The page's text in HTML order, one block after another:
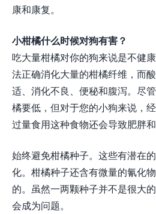
康和康复。
小柑橘什么时候对狗有害？
吃大量柑橘对你的狗来说是不健
法正确消化大量的柑橘纤维，而
适、消化不良、便秘和腹泻。尽
橘要低，但对于您的小狗来说，
过量食用这种食物还会导致肥胖和
始终避免柑橘种子。这些有潜在
化。柑橘种子还含有微量的氰化
的。虽然一两颗种子并不是很大
会成为问题。